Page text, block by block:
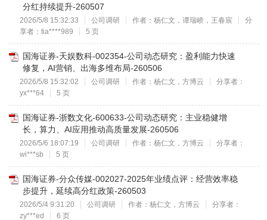
分红持续提升-260507
2026/5/8 15:32:33 公司调研 作者：杨仁文，谭瑞峤，王春宸
分
享者：tia****989
5 页
国海证券-天娱数科-002354-公司动态研究：盈利能力快速
修复，AI营销、出海多维布局-260506
2026/5/8 15:32:02 公司调研 作者：杨仁文，方博云
分享者：
yx***64
5 页
国海证券-浙数文化-600633-公司动态研究：主业稳健增
长，算力、AI应用推动高质量发展-260506
2026/5/6 18:07:19 公司调研 作者：杨仁文，方博云
分享者：
wi***sb
5 页
国海证券-分众传媒-002027-2025年业绩点评：经营效率稳
步提升，延续高分红政策-260503
2026/5/4 9:31:20 公司调研 作者：杨仁文，方博云
分享者：
zy***ed
6 页